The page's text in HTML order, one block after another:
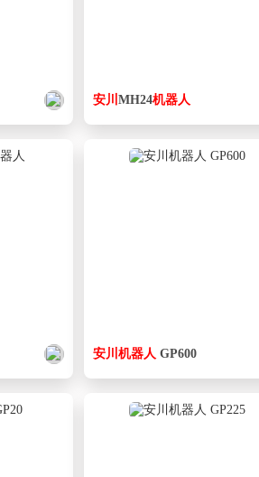
安川 MH24机器人
安川 机器人 GP600